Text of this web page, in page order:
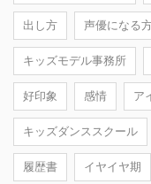
出し方 声優になる
キッズモデル事務所
好印象 感情 ア
キッズダンススクール
履歴書 イヤイヤ期